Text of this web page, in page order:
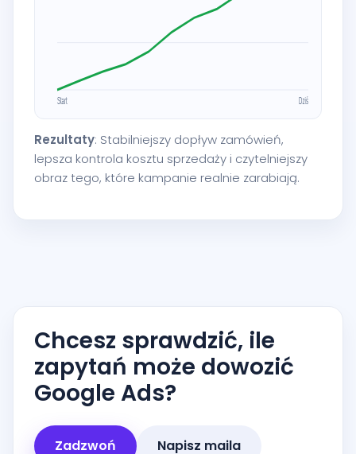
Rezultaty: Stabilniejszy dopływ zamówień,
lepsza kontrola kosztu sprzedaży i czytelniejszy
obraz tego, które kampanie realnie zarabiają.
Chcesz sprawdzić, ile
zapytań może dowozić
Google Ads?
Zadzwoń Napisz maila